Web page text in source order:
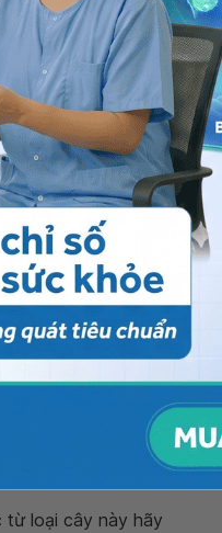
rất quan trọng.
ý kiến ​​dược sĩ hoặc
tác, sức khỏe của
khoa học để xác
phẩm chức năng
khảo ý kiến của
của bác sĩ.
động vật.
từ loại cây này hãy